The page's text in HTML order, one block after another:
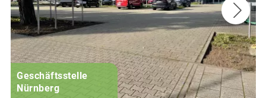
Geschäftsstelle
Nürnberg